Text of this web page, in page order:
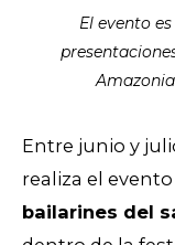
El evento
Entre junio y
realiza el
bailarines del